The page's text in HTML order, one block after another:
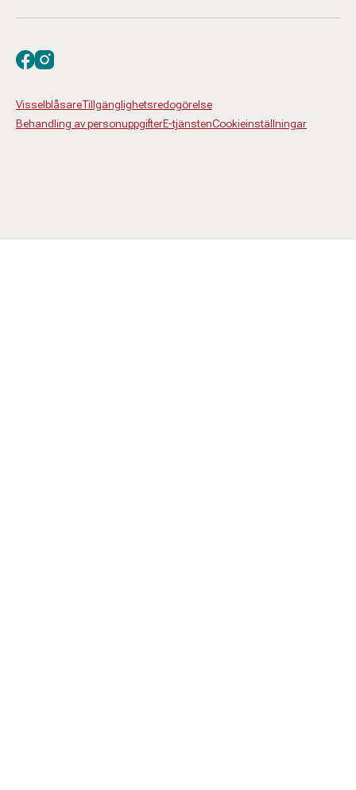
VisselblåsareTillgänglighetsredogörelse
Behandling av personuppgifterE-tjänstenCookieinställningar
Besök oss på facebook
Besök oss på instagram